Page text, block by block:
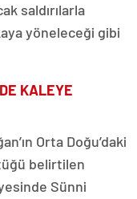
saldırılarla
yöneleceği gibi
KALEYE
Orta Doğu’daki
belirtilen
Sünni